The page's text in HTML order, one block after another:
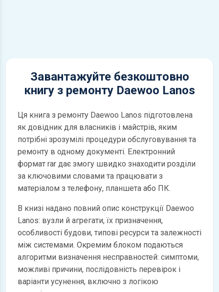
Завантажуйте безкоштовно
книгу з ремонту Daewoo Lanos
Ця книга з ремонту Daewoo Lanos підготовлена
як довідник для власників і майстрів, яким
потрібні зрозумілі процедури обслуговування та
ремонту в одному документі. Електронний
формат rar дає змогу швидко знаходити розділи
за ключовими словами та працювати з
матеріалом з телефону, планшета або ПК.
В книзі надано повний опис конструкції Daewoo
Lanos: вузли й агрегати, їх призначення,
особливості будови, типові ресурси та залежності
між системами. Окремим блоком подаються
алгоритми визначення несправностей: симптоми,
можливі причини, послідовність перевірок і
варіанти усунення, включно з логікою